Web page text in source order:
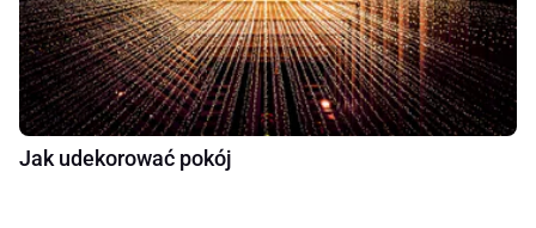
Jak udekorować pokój